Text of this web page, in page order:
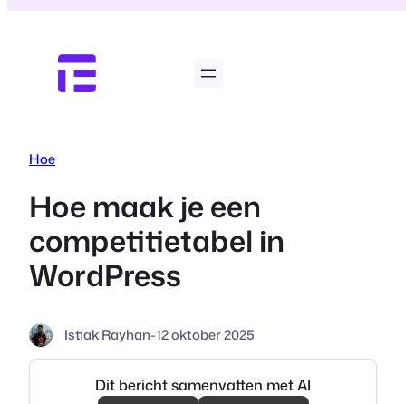
Hoe
Hoe maak je een
competitietabel in
WordPress
Istiak Rayhan-12 oktober 2025
Dit bericht samenvatten met AI